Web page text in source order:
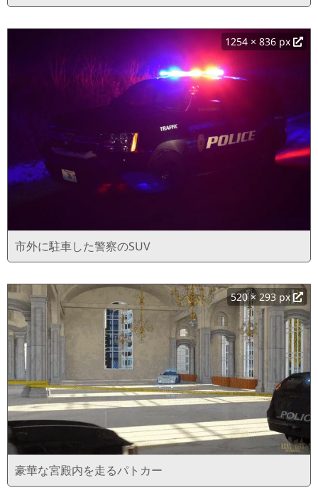
1254 × 836 px
市外に駐車した警察のSUV
520 × 293 px
豪華な宮殿内を走るパトカー